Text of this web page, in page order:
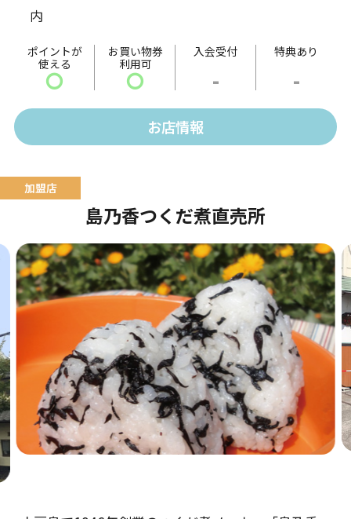
内
ポイントが
使える
〇
お買い物券
利用可
〇
入会受付
-
特典あり
-
お店情報
島乃香つくだ煮直売所